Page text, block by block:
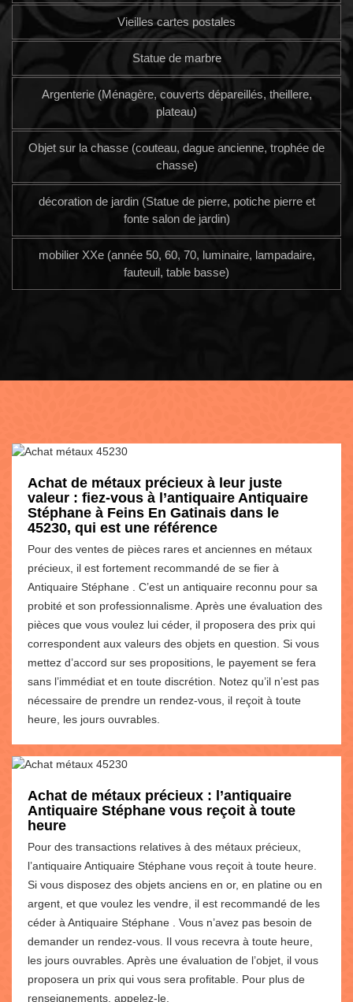
Vieilles cartes postales
Statue de marbre
Argenterie (Ménagère, couverts dépareillés, theillere,
plateau)
Objet sur la chasse (couteau, dague ancienne, trophée de
chasse)
décoration de jardin (Statue de pierre, potiche pierre et
fonte salon de jardin)
mobilier XXe (année 50, 60, 70, luminaire, lampadaire,
fauteuil, table basse)
Achat de métaux précieux à leur juste
valeur : fiez-vous à l’antiquaire Antiquaire
Stéphane à Feins En Gatinais dans le
45230, qui est une référence
Pour des ventes de pièces rares et anciennes en métaux
précieux, il est fortement recommandé de se fier à
Antiquaire Stéphane . C’est un antiquaire reconnu pour sa
probité et son professionnalisme. Après une évaluation des
pièces que vous voulez lui céder, il proposera des prix qui
correspondent aux valeurs des objets en question. Si vous
mettez d’accord sur ses propositions, le payement se fera
sans l’immédiat et en toute discrétion. Notez qu’il n’est pas
nécessaire de prendre un rendez-vous, il reçoit à toute
heure, les jours ouvrables.
Achat de métaux précieux : l’antiquaire
Antiquaire Stéphane vous reçoit à toute
heure
Pour des transactions relatives à des métaux précieux,
l’antiquaire Antiquaire Stéphane vous reçoit à toute heure.
Si vous disposez des objets anciens en or, en platine ou en
argent, et que voulez les vendre, il est recommandé de les
céder à Antiquaire Stéphane . Vous n’avez pas besoin de
demander un rendez-vous. Il vous recevra à toute heure,
les jours ouvrables. Après une évaluation de l’objet, il vous
proposera un prix qui vous sera profitable. Pour plus de
renseignements, appelez-le.